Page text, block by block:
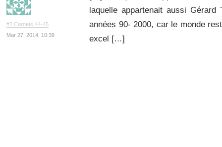
#2 Carnets 44-45
Mar 27, 2014, 10:39
laquelle appartenait aussi
années 90- 2000, car le monde
excel […]